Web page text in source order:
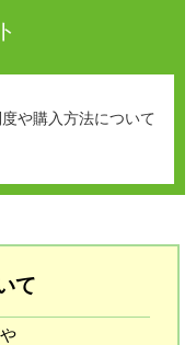
や購入方法について
て